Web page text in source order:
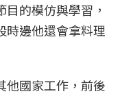
的模仿與學習，
時邊他還會拿料理
他國家工作，前後